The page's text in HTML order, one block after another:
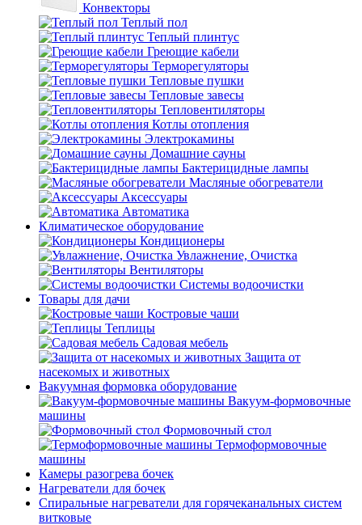
Конвекторы
Теплый пол
Теплый плинтус
Греющие кабели
Терморегуляторы
Тепловые пушки
Тепловые завесы
Тепловентиляторы
Котлы отопления
Электрокамины
Домашние сауны
Бактерицидные лампы
Масляные обогреватели
Аксессуары
Автоматика
Климатическое оборудование
Кондиционеры
Увлажнение, Очистка
Вентиляторы
Системы водоочистки
Товары для дачи
Костровые чаши
Теплицы
Садовая мебель
Защита от
насекомых и животных
Вакуумная формовка оборудование
Вакуум-формовочные
машины
Формовочный стол
Термоформовочные
машины
Камеры разогрева бочек
Нагреватели для бочек
Спиральные нагреватели для горячеканальных систем
витковые